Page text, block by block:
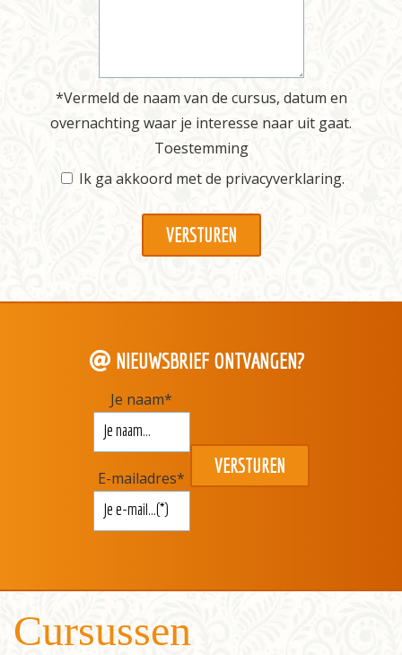
*Vermeld de naam van de cursus, datum en
overnachting waar je interesse naar uit gaat.
Toestemming
Ik ga akkoord met de privacyverklaring.
NIEUWSBRIEF ONTVANGEN?
Je naam*
E-mailadres*
Cursussen